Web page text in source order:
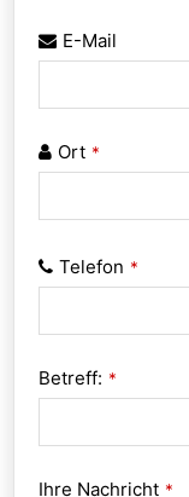
E-Mail
Ort *
Telefon *
Betreff: *
Ihre Nachricht *